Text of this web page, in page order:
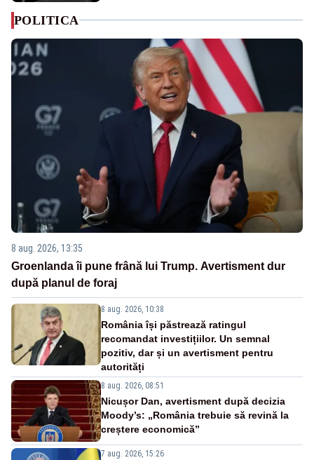
POLITICA
8 aug. 2026, 13:35
Groenlanda îi pune frână lui Trump. Avertisment dur
după planul de foraj
8 aug. 2026, 10:38
România își păstrează ratingul
recomandat investițiilor. Un semnal
pozitiv, dar și un avertisment pentru
autorități
8 aug. 2026, 08:51
Nicușor Dan, avertisment după decizia
Moody’s: „România trebuie să revină la
creștere economică”
7 aug. 2026, 15:26